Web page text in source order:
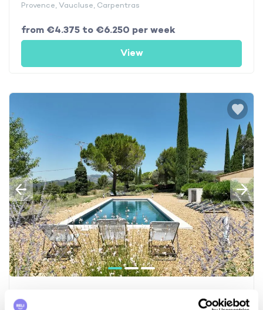
Provence, Vaucluse, Carpentras
from €4.375 to €6.250 per week
View
bedrooms